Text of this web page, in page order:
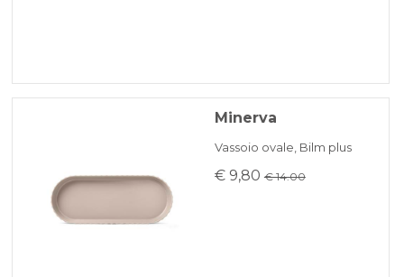
Minerva
Vassoio ovale, Bilm plus
€ 9,80 € 14.00